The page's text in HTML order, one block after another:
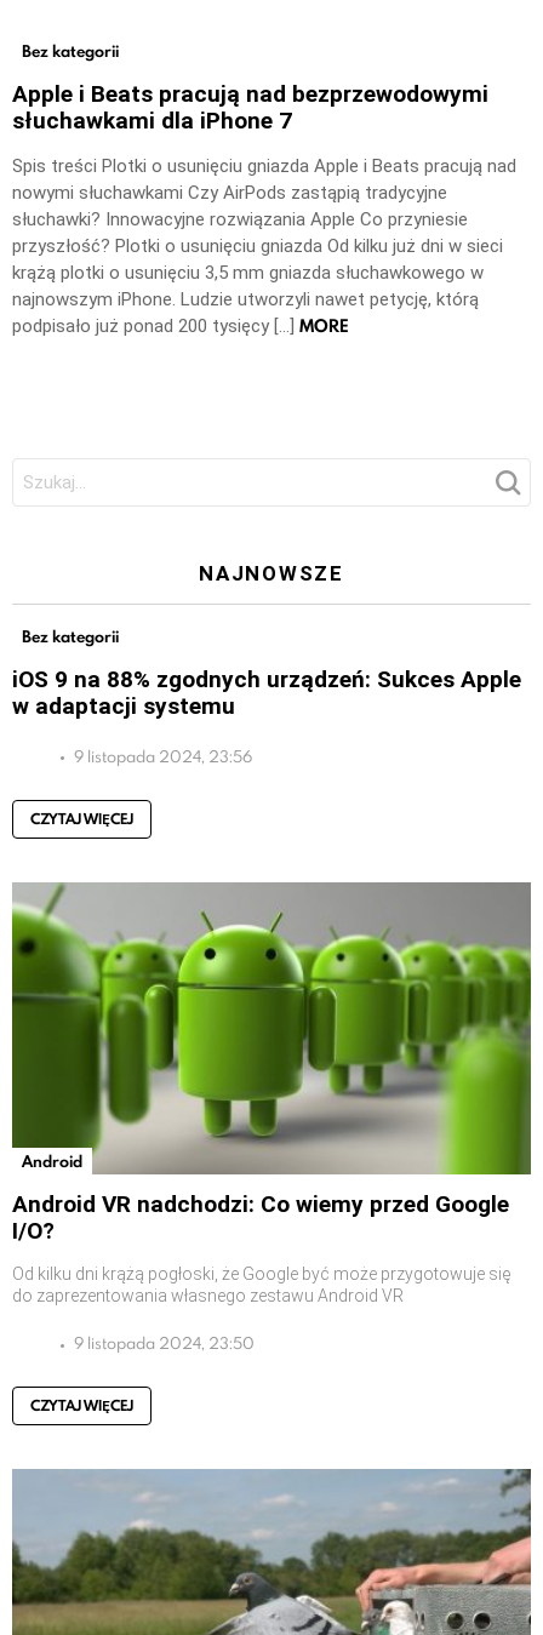
Bez kategorii
Apple i Beats pracują nad bezprzewodowymi
słuchawkami dla iPhone 7
Spis treści Plotki o usunięciu gniazda Apple i Beats pracują nad
nowymi słuchawkami Czy AirPods zastąpią tradycyjne
słuchawki? Innowacyjne rozwiązania Apple Co przyniesie
przyszłość? Plotki o usunięciu gniazda Od kilku już dni w sieci
krążą plotki o usunięciu 3,5 mm gniazda słuchawkowego w
najnowszym iPhone. Ludzie utworzyli nawet petycję, którą
podpisało już ponad 200 tysięcy […] MORE
Szukaj:
NAJNOWSZE
Bez kategorii
iOS 9 na 88% zgodnych urządzeń: Sukces Apple
w adaptacji systemu
9 listopada 2024, 23:56
CZYTAJ WIĘCEJ
Android
Android VR nadchodzi: Co wiemy przed Google
I/O?
Od kilku dni krążą pogłoski, że Google być może przygotowuje się
do zaprezentowania własnego zestawu Android VR
9 listopada 2024, 23:50
CZYTAJ WIĘCEJ